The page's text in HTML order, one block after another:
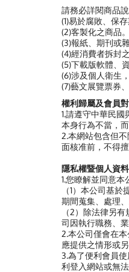
請務必詳閱商品
(1)易於腐敗、保
(2)客製化之商品。
(3)報紙、期刊或雜
(4)經消費者拆封
(5)下載版軟體、
(6)涉及個人衛生
(7)藝文展覽票券
權利歸屬及會員
1.請遵守中華民
本身行為不當，
2.本網站包含但
面核准前，不得
隱私權暨個人資
1.您瞭解並同意
（1）本公司基
期間蒐集、處理
（2）除法律另
司因執行職務、
2.本公司僅會在
應提供之情形或
3.為了便利會員
利登入網站或無